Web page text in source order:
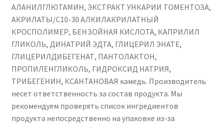
АЛАНИЛГЛЮТАМИН, ЭКСТРАКТ УНКАРИИ ТОМЕНТОЗА,
АКРИЛАТЫ/C10-30 АЛКИЛАКРИЛАТНЫЙ
КРОСПОЛИМЕР, БЕНЗОЙНАЯ КИСЛОТА, КАПРИЛИЛ
ГЛИКОЛЬ, ДИНАТРИЙ ЭДТА, ГЛИЦЕРИЛ ЭНАТЕ,
ГЛИЦЕРИЛДИБЕГЕНАТ, ПАНТОЛАКТОН,
ПРОПИЛЕНГЛИКОЛЬ, ГИДРОКСИД НАТРИЯ,
ТРИБЕГЕНИН, КСАНТАНОВАЯ камедь. Производитель
несет ответственность за состав продукта. Мы
рекомендуем проверять список ингредиентов
продукта непосредственно на упаковке из-за